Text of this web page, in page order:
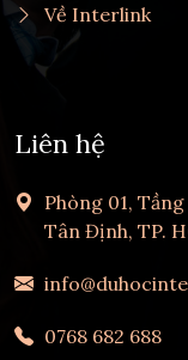
Về Interlink
Liên hệ
Phòng 01,
Tân Định, TP.
0768 682 688